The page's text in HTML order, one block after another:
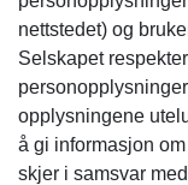
nettstedet) og
Selskapet
opplysningene
å gi informasjon
skjer i samsvar